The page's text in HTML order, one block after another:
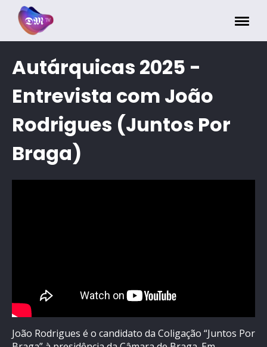
Autárquicas 2025 -
Entrevista com João
Rodrigues (Juntos Por
Braga)
João Rodrigues é o candidato da Coligação “Juntos Por
Painel de Gerenciamento de Cookies